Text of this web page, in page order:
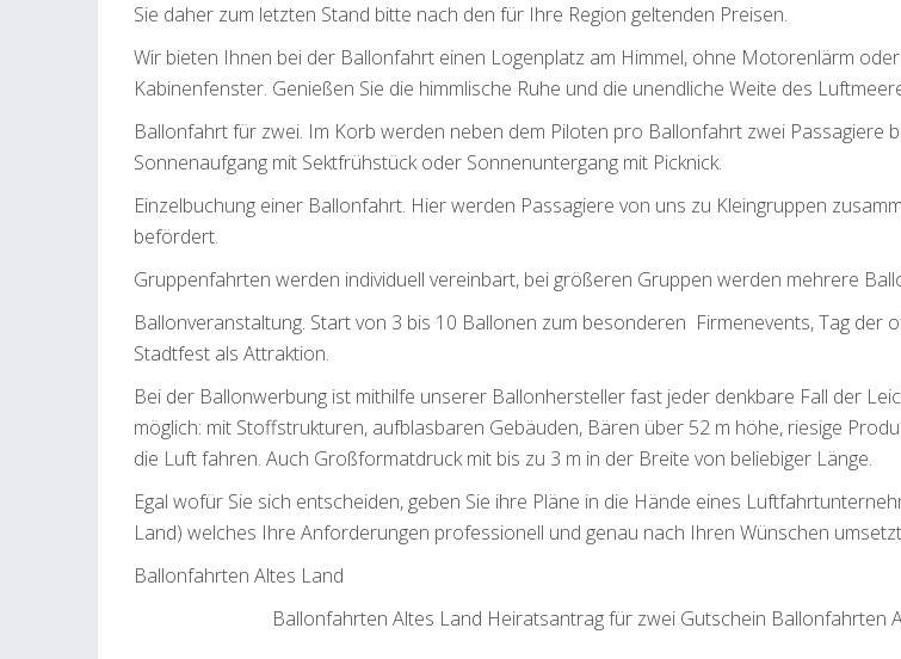
Sie daher zum letzten Stand bitte nach den für Ihre Region geltenden Preisen.
Wir bieten Ihnen bei der Ballonfahrt einen Logenplatz am Himmel, ohne Motorenlärm
Kabinenfenster. Genießen Sie die himmlische Ruhe und die unendliche Weite des
Ballonfahrt für zwei. Im Korb werden neben dem Piloten pro Ballonfahrt zwei Passagiere
Sonnenaufgang mit Sektfrühstück oder Sonnenuntergang mit Picknick.
Einzelbuchung einer Ballonfahrt. Hier werden Passagiere von uns zu Kleingruppen
befördert.
Gruppenfahrten werden individuell vereinbart, bei größeren Gruppen werden mehrere
Ballonveranstaltung. Start von 3 bis 10 Ballonen zum besonderen Firmenevents, Tag der
Stadtfest als Attraktion.
Bei der Ballonwerbung ist mithilfe unserer Ballonhersteller fast jeder denkbare Fall der
möglich: mit Stoffstrukturen, aufblasbaren Gebäuden, Bären über 52 m höhe, riesige
die Luft fahren. Auch Großformatdruck mit bis zu 3 m in der Breite von beliebiger Länge.
Egal wofür Sie sich entscheiden, geben Sie ihre Pläne in die Hände eines
Land) welches Ihre Anforderungen professionell und genau nach Ihren Wünschen
Ballonfahrten Altes Land
Ballonfahrten Altes Land Heiratsantrag für zwei Gutschein Ballonfahrten